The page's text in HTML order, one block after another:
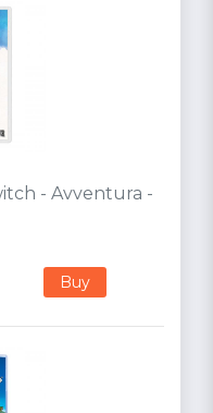
- Avventura -
Buy